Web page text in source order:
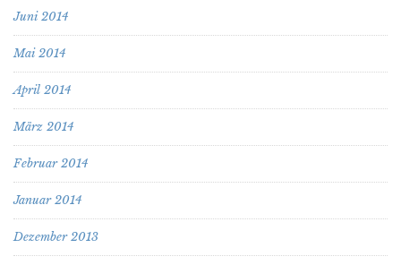
Juni 2014
Mai 2014
April 2014
März 2014
Februar 2014
Januar 2014
Dezember 2013